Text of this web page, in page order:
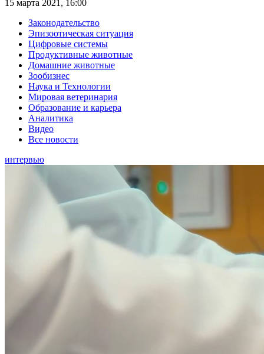
15 марта 2021, 16:00
Законодательство
Эпизоотическая ситуация
Цифровые системы
Продуктивные животные
Домашние животные
Зообизнес
Наука и Технологии
Мировая ветеринария
Образование и карьера
Аналитика
Видео
Все новости
интервью